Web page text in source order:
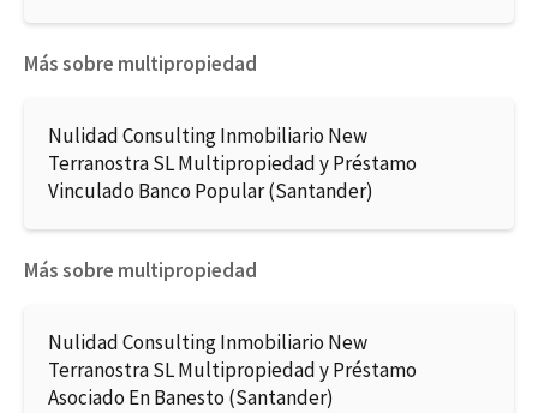
Más sobre multipropiedad
Nulidad Consulting Inmobiliario New
Terranostra SL Multipropiedad y Préstamo
Vinculado Banco Popular (Santander)
Más sobre multipropiedad
Nulidad Consulting Inmobiliario New
Terranostra SL Multipropiedad y Préstamo
Asociado En Banesto (Santander)